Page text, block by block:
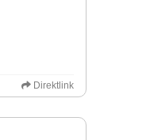
Direktlink